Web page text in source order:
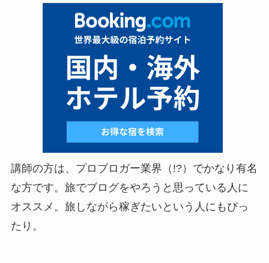
講師の方は、プロブロガー業界（!?）でかなり有名
な方です。旅でブログをやろうと思っている人に
オススメ。旅しながら稼ぎたいという人にもぴっ
たり。